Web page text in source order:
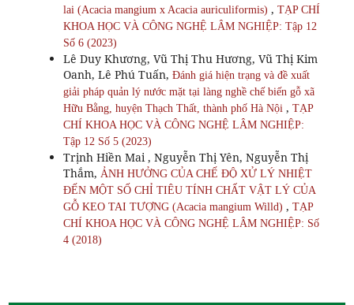
lai (Acacia mangium x Acacia auriculiformis) , TẠP CHÍ
KHOA HỌC VÀ CÔNG NGHỆ LÂM NGHIỆP: Tập 12
Số 6 (2023)
Lê Duy Khương, Vũ Thị Thu Hương, Vũ Thị Kim
Oanh, Lê Phú Tuấn, Đánh giá hiện trạng và đề xuất
giải pháp quản lý nước mặt tại làng nghề chế biến gỗ xã
Hữu Bằng, huyện Thạch Thất, thành phố Hà Nội , TẠP
CHÍ KHOA HỌC VÀ CÔNG NGHỆ LÂM NGHIỆP:
Tập 12 Số 5 (2023)
Trịnh Hiền Mai , Nguyễn Thị Yên, Nguyễn Thị
Thắm, ẢNH HƯỞNG CỦA CHẾ ĐỘ XỬ LÝ NHIỆT
ĐẾN MỘT SỐ CHỈ TIÊU TÍNH CHẤT VẬT LÝ CỦA
GỖ KEO TAI TƯỢNG (Acacia mangium Willd) , TẠP
CHÍ KHOA HỌC VÀ CÔNG NGHỆ LÂM NGHIỆP: Số
4 (2018)